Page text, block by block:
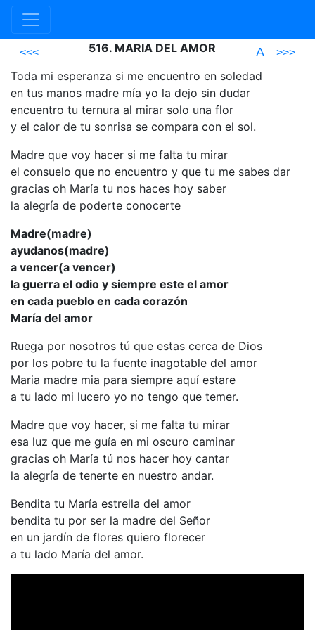
<<< A >>>
516. MARIA DEL AMOR
Toda mi esperanza si me encuentro en soledad
en tus manos madre mía yo la dejo sin dudar
encuentro tu ternura al mirar solo una flor
y el calor de tu sonrisa se compara con el sol.
Madre que voy hacer si me falta tu mirar
el consuelo que no encuentro y que tu me sabes dar
gracias oh María tu nos haces hoy saber
la alegría de poderte conocerte
Madre(madre)
ayudanos(madre)
a vencer(a vencer)
la guerra el odio y siempre este el amor
en cada pueblo en cada corazón
María del amor
Ruega por nosotros tú que estas cerca de Dios
por los pobre tu la fuente inagotable del amor
Maria madre mia para siempre aquí estare
a tu lado mi lucero yo no tengo que temer.
Madre que voy hacer, si me falta tu mirar
esa luz que me guía en mi oscuro caminar
gracias oh María tú nos hacer hoy cantar
la alegría de tenerte en nuestro andar.
Bendita tu María estrella del amor
bendita tu por ser la madre del Señor
en un jardín de flores quiero florecer
a tu lado María del amor.